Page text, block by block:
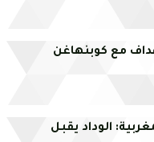
مع كوبنهاغن
الوداد يقبل